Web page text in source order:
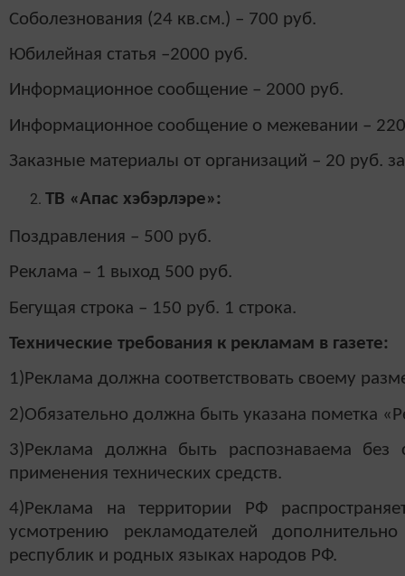
Соболезнования (24 кв.см.) – 700 руб.
Юбилейная статья –2000 руб.
Информационное сообщение – 2000 руб.
Информационное сообщение о межевании –
Заказные материалы от организаций – 20 руб.
ТВ «Апас хэбэрлэре»:
Поздравления – 500 руб.
Реклама – 1 выход 500 руб.
Бегущая строка – 150 руб. 1 строка.
Технические требования к рекламам в газете:
1)Реклама должна соответствовать своему
2)Обязательно должна быть указана пометка
3)Реклама должна быть распознаваема без
применения технических средств.
4)Реклама на территории РФ
усмотрению рекламодателей
республик и родных языках народов РФ.